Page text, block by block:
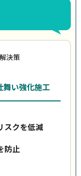
決策
舞い強化施工
スクを低減
防止